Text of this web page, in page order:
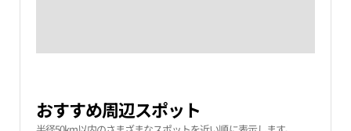
おすすめ周辺スポット